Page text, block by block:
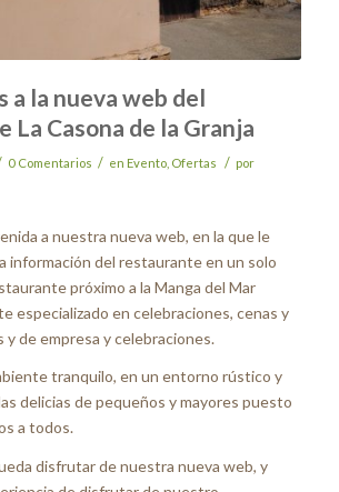
a la nueva web del
La Casona de la Granja
0 Comentarios / en Evento, Ofertas / por
a nuestra nueva web, en la que le
información del restaurante en un solo
próximo a la Manga del Mar
especializado en celebraciones, cenas y
y de empresa y celebraciones.
tranquilo, en un entorno rústico y
delicias de pequeños y mayores puesto
a todos.
disfrutar de nuestra nueva web, y